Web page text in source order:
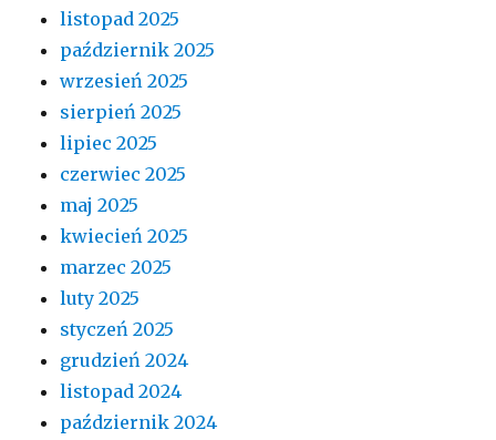
listopad 2025
październik 2025
wrzesień 2025
sierpień 2025
lipiec 2025
czerwiec 2025
maj 2025
kwiecień 2025
marzec 2025
luty 2025
styczeń 2025
grudzień 2024
listopad 2024
październik 2024